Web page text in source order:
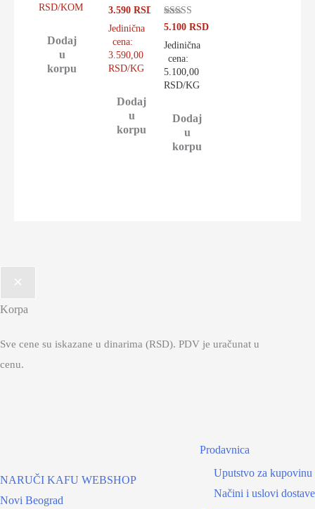
RSD/KOM
Dodaj
u
korpu
Ocenjeno sa
od 5
3.590RSD
Jedinična
cena:
3.590,00
RSD/KG
Dodaj
u
korpu
Ocenjeno sa
od 5
5.100RSD
Jedinična
cena:
5.100,00
RSD/KG
Dodaj
u
korpu
Korpa
Sve cene su iskazane u dinarima (RSD). PDV je uračunat u
cenu.
NARUČI KAFU WEBSHOP
Novi Beograd
Prodavnica
Uputstvo za kupovinu
Načini i uslovi dostave